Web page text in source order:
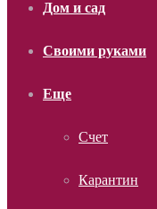
Дом и сад
Своими руками
Еще
Счет
Карантин